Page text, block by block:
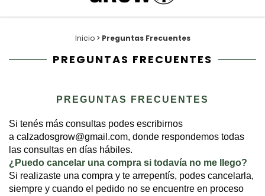
Inicio > Preguntas Frecuentes
PREGUNTAS FRECUENTES
PREGUNTAS FRECUENTES
Si tenés más consultas podes escribirnos
a calzadosgrow@gmail.com, donde respondemos todas
las consultas en días hábiles.
¿Puedo cancelar una compra si todavía no me llego?
Si realizaste una compra y te arrepentís, podes cancelarla,
siempre y cuando el pedido no se encuentre en proceso